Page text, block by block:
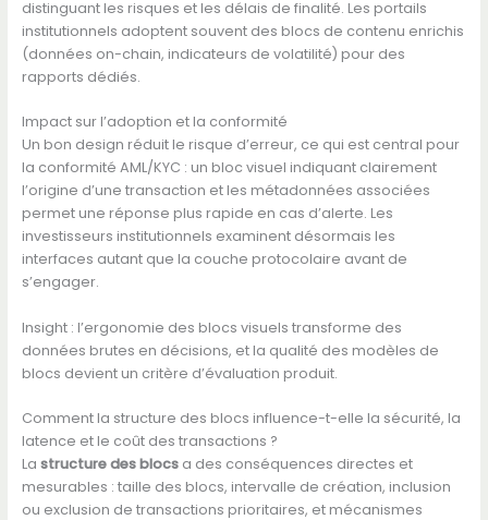
distinguant les risques et les délais de finalité. Les portails
institutionnels adoptent souvent des blocs de contenu enrichis
(données on-chain, indicateurs de volatilité) pour des
rapports dédiés.
Impact sur l’adoption et la conformité
Un bon design réduit le risque d’erreur, ce qui est central pour
la conformité AML/KYC : un bloc visuel indiquant clairement
l’origine d’une transaction et les métadonnées associées
permet une réponse plus rapide en cas d’alerte. Les
investisseurs institutionnels examinent désormais les
interfaces autant que la couche protocolaire avant de
s’engager.
Insight : l’ergonomie des blocs visuels transforme des
données brutes en décisions, et la qualité des modèles de
blocs devient un critère d’évaluation produit.
Comment la structure des blocs influence-t-elle la sécurité, la
latence et le coût des transactions ?
La structure des blocsa des conséquences directes et
mesurables : taille des blocs, intervalle de création, inclusion
ou exclusion de transactions prioritaires, et mécanismes